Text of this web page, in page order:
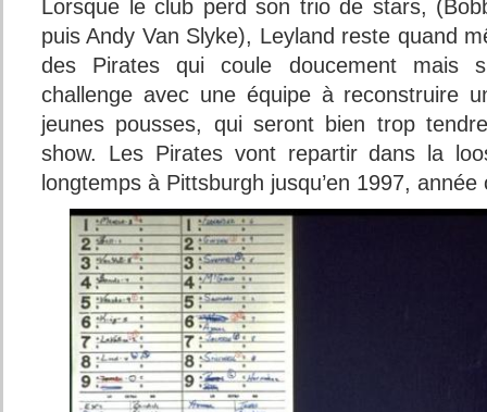
Lorsque le club perd son trio de stars,
puis Andy Van Slyke), Leyland reste quand
des Pirates qui coule doucement mais
challenge avec une équipe à reconstruire
jeunes pousses, qui seront bien trop
show. Les Pirates vont repartir dans la
longtemps à Pittsburgh jusqu’en 1997, année